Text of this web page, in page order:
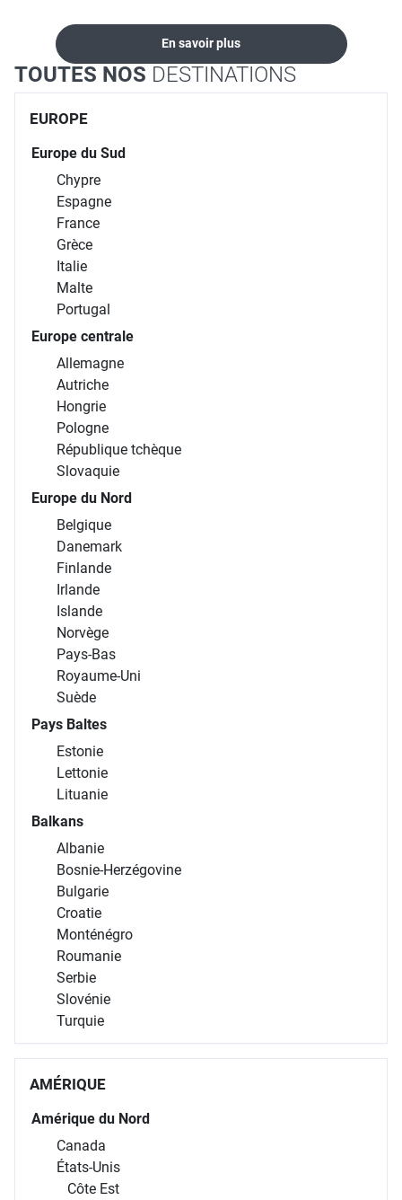
En savoir plus
TOUTES NOS DESTINATIONS
EUROPE
Europe du Sud
Chypre
Espagne
France
Grèce
Italie
Malte
Portugal
Europe centrale
Allemagne
Autriche
Hongrie
Pologne
République tchèque
Slovaquie
Europe du Nord
Belgique
Danemark
Finlande
Irlande
Islande
Norvège
Pays-Bas
Royaume-Uni
Suède
Pays Baltes
Estonie
Lettonie
Lituanie
Balkans
Albanie
Bosnie-Herzégovine
Bulgarie
Croatie
Monténégro
Roumanie
Serbie
Slovénie
Turquie
AMÉRIQUE
Amérique du Nord
Canada
États-Unis
Côte Est